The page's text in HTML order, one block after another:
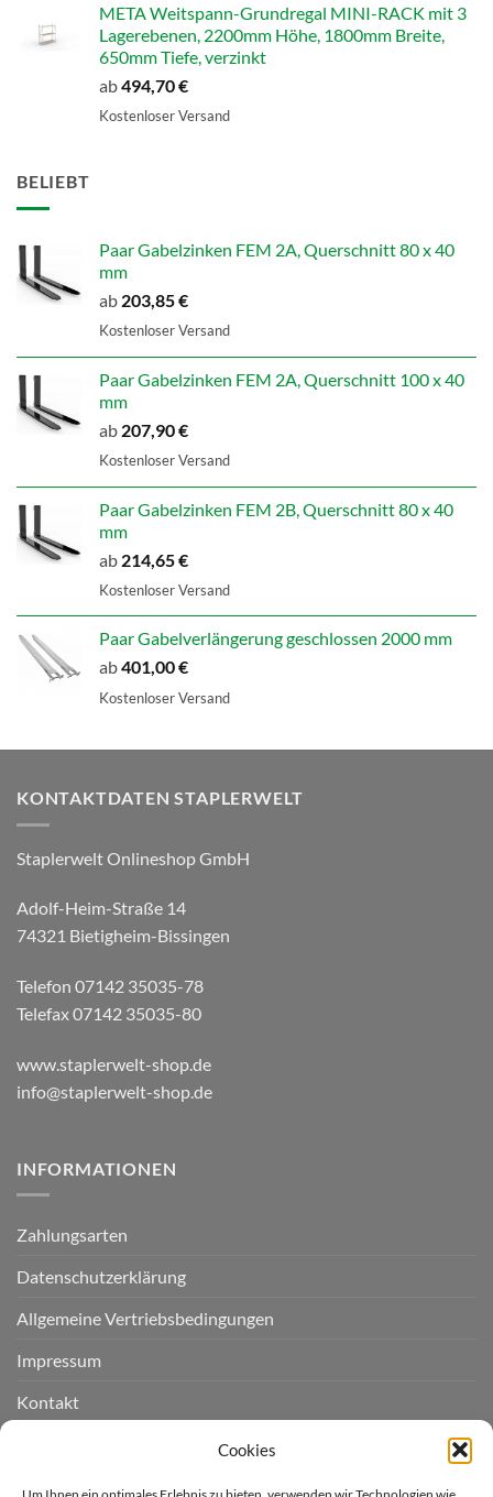
Cookies
META Weitspann-Grundregal MINI-RACK mit 3
Lagerebenen, 2200mm Höhe, 1800mm Breite,
650mm Tiefe, verzinkt
ab494,70€
Kostenloser Versand
BELIEBT
Paar Gabelzinken FEM 2A, Querschnitt 80 x 40
mm
ab 203,85€
Kostenloser Versand
Paar Gabelzinken FEM 2A, Querschnitt 100 x 40
mm
ab 207,90€
Kostenloser Versand
Paar Gabelzinken FEM 2B, Querschnitt 80 x 40
mm
ab 214,65€
Kostenloser Versand
Paar Gabelverlängerung geschlossen 2000 mm
ab401,00€
Kostenloser Versand
KONTAKTDATEN STAPLERWELT
Staplerwelt Onlineshop GmbH
Adolf-Heim-Straße 14
74321 Bietigheim-Bissingen
Telefon 07142 35035-78
Telefax 07142 35035-80
www.staplerwelt-shop.de
info@staplerwelt-shop.de
INFORMATIONEN
Zahlungsarten
Datenschutzerklärung
Allgemeine Vertriebsbedingungen
Impressum
Kontakt
Cookie-Richtlinie (EU)